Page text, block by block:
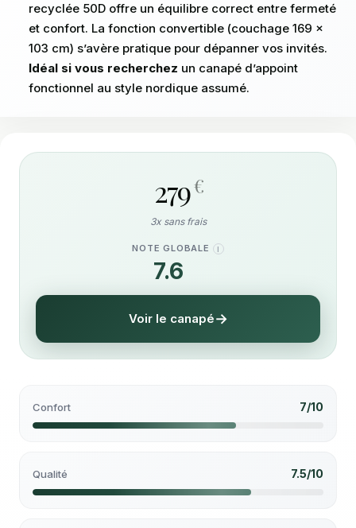
recyclée 50D offre un équilibre correct entre fermeté
et confort. La fonction convertible (couchage 169 x
103 cm) s’avère pratique pour dépanner vos invités.
Idéal si vous recherchez un canapé d’appoint
fonctionnel au style nordique assumé.
279€
3x sans frais
NOTE GLOBALE I
7.6
Voir le canapé
Confort 7/10
Qualité 7.5/10